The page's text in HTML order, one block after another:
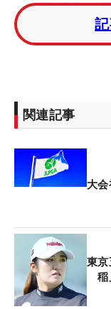
最後の試合出場
女子プロゴルフ
合に出ることな
ある」。今季か
れにより米国で
滞在している間
しかない、とい
えを見出してい
ど、自分のよか
自分のスイング
ドなども消えて
関連記事
大
東京
稲